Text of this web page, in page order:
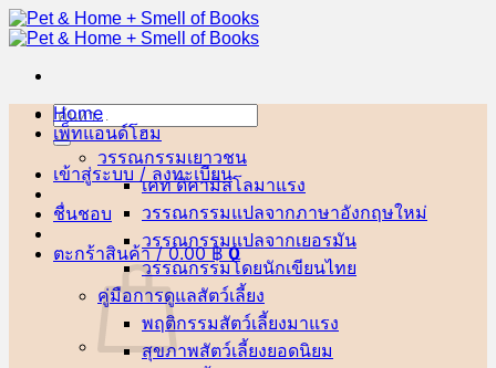
ข้าม
ไป
เนื้อหา
ค้นหา:
เข้าสู่ระบบ / ลงทะเบียน
ชื่นชอบ
ตะกร้าสินค้า /0.00฿ 0
Home
เพ็ทแอนด์โฮม
วรรณกรรมเยาวชน
เคท ดิคามิลโล
วรรณกรรมแปลจากภาษาอังกฤษ
วรรณกรรมแปลจากเยอรมัน
วรรณกรรมโดยนักเขียนไทย
คู่มือการดูแลสัตว์เลี้ยง
พฤติกรรมสัตว์เลี้ยง
สุขภาพสัตว์เลี้ยง